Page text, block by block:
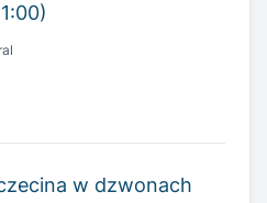
w dzwonach